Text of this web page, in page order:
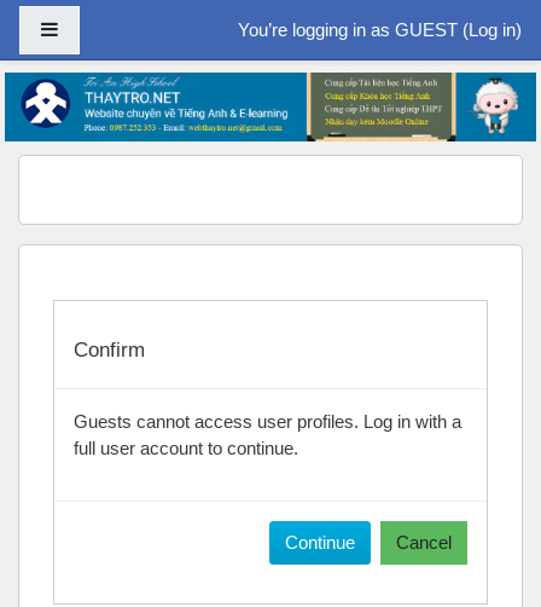
Skip to main content
You’re logging in as GUEST (Log in)
Confirm
Guests cannot access user profiles. Log in with a
full user account to continue.
Continue Cancel